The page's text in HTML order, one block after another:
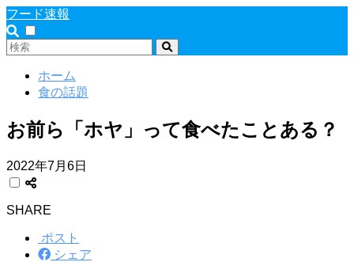
フード速報
ホーム
食の話題
お前ら「ホヤ」って食べたことある？
2022年7月6日
SHARE
ポスト
シェア